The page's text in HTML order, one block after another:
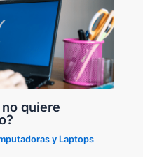
quiere
y Laptops